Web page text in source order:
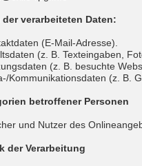
der verarbeiteten Daten:
(E-Mail-Adresse).
(z. B. Texteingaben,
(z. B. besuchte
Kommunikationsdaten (z. B.
betroffener Personen
und Nutzer des
der Verarbeitung